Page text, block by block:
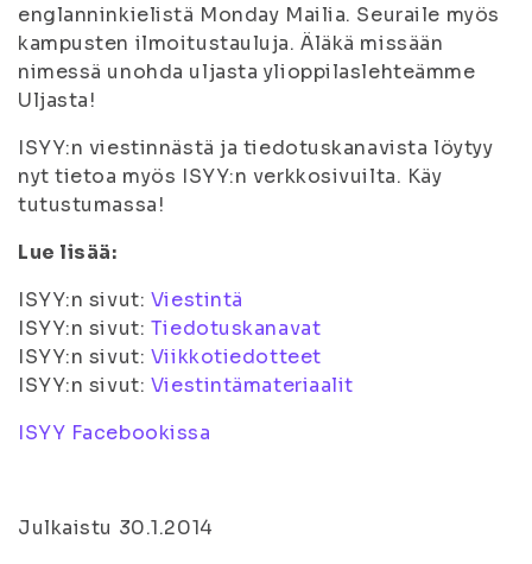
englanninkielistä Monday Mailia. Seuraile myös
kampusten ilmoitustauluja. Äläkä missään
nimessä unohda uljasta ylioppilaslehteämme
Uljasta!
ISYY:n viestinnästä ja tiedotuskanavista löytyy
nyt tietoa myös ISYY:n verkkosivuilta. Käy
tutustumassa!
Lue lisää:
ISYY:n sivut: Viestintä
ISYY:n sivut: Tiedotuskanavat
ISYY:n sivut: Viikkotiedotteet
ISYY:n sivut: Viestintämateriaalit
ISYY Facebookissa
Julkaistu 30.1.2014